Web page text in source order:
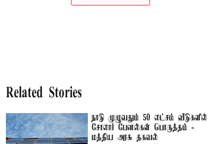
Related Stories
நாடு முழுவதும் 50 லட்சம் வீடுகளில்
சோலார் பேனல்கள் பொருத்தம் -
மத்திய அரசு தகவல்